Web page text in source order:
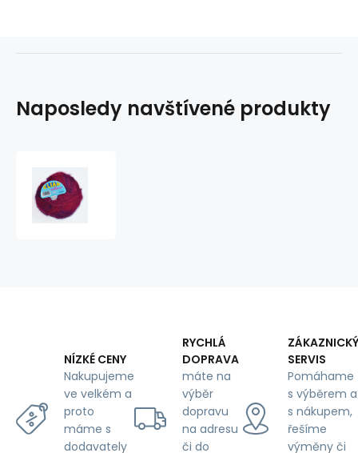
Naposledy navštívené produkty
NÍZKÉ CENY
Nakupujeme
ve velkém a
proto
máme s
dodavately
RYCHLÁ
DOPRAVA
máte na
výběr
dopravu
na adresu
či do
ZÁKAZNICKÝ
SERVIS
Pomáhame
s výběrem a
s nákupem,
řešíme
výměny či